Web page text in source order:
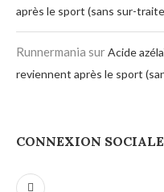
après le sport (sans sur-
Runnermania surAcide
reviennent après le sport
CONNEXION SOCIALE